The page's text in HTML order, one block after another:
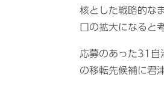
核とした戦略的な
口の拡大になると
応募のあった31自
の移転先候補に君